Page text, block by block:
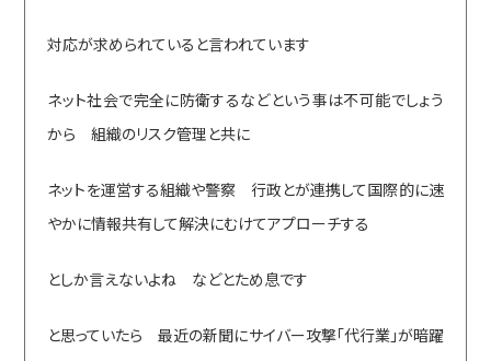
対応が求められていると言われています
ネット社会で完全に防衛するなどという事は不可能でしょう
から 組織のリスク管理と共に
ネットを運営する組織や警察 行政とが連携して国際的に速
やかに情報共有して解決にむけてアプローチする
としか言えないよね などとため息です
と思っていたら 最近の新聞にサイバー攻撃「代行業」が暗躍